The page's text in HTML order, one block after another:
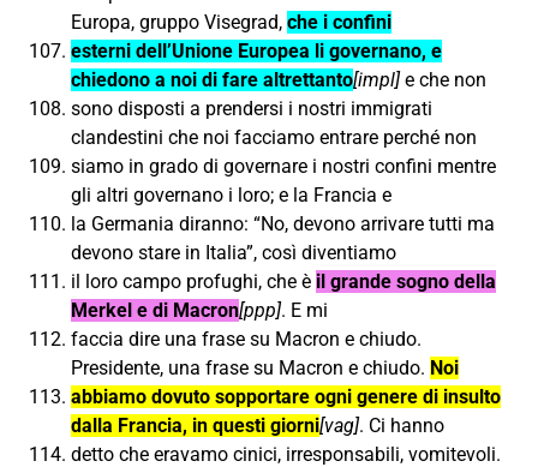
Europa, gruppo Visegrad, che i confini
esterni dell’Unione Europea li governano, e
chiedono a noi di fare altrettanto[impl]e che non
sono disposti a prendersi i nostri immigrati
clandestini che noi facciamo entrare perché non
siamo in grado di governare i nostri confini mentre
gli altri governano i loro; e la Francia e
la Germania diranno: “No, devono arrivare tutti ma
devono stare in Italia”, così diventiamo
il loro campo profughi, che è il grande sogno della
Merkel e di Macron[ppp]. E mi
faccia dire una frase su Macron e chiudo.
Presidente, una frase su Macron e chiudo. Noi
abbiamo dovuto sopportare ogni genere di insulto
dalla Francia, in questi giorni[vag]. Ci hanno
detto che eravamo cinici, irresponsabili, vomitevoli.